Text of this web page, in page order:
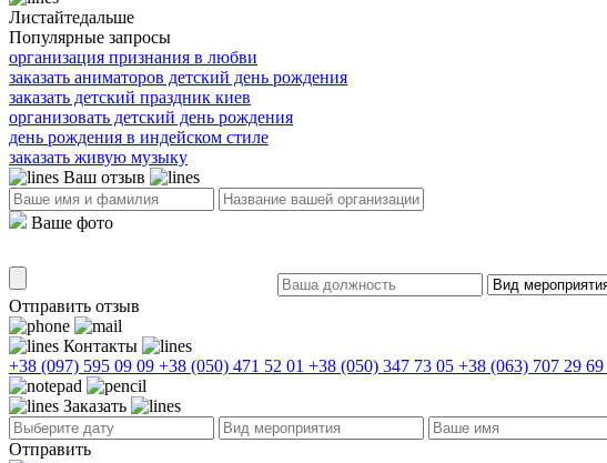
Листайтедальше
Популярные запросы
организация признания в любви
заказать аниматоров детский день рождения
заказать детский праздник киев
организовать детский день рождения
день рождения в индейском стиле
заказать живую музыку
Ваш отзыв
Ваше фото
Отправить отзыв
Контакты
+38 (097) 595 09 09 +38 (050) 471 52 01 +38 (050) 347 73 05 +38 (063) 707 29 69
Заказать
Отправить